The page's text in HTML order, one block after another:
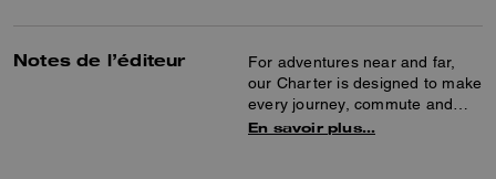
Notes de l’éditeur
For adventures near and far,
our Charter is designed to make
every journey, commute and
errand feel like a first-class
En savoir plus…